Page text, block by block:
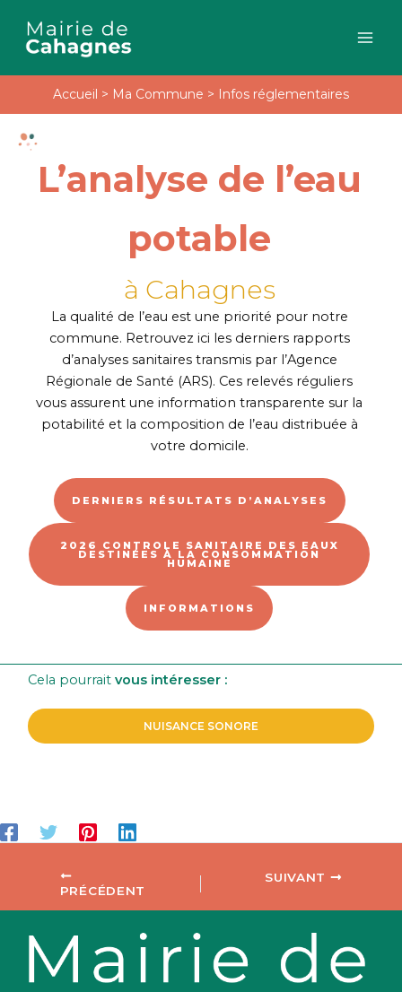
contenu
Accueil > Ma Commune > Infos réglementaires
L’analyse de l’eau
potable
à Cahagnes
La qualité de l’eau est une priorité pour notre
commune. Retrouvez ici les derniers rapports
d’analyses sanitaires transmis par l’Agence
Régionale de Santé (ARS). Ces relevés réguliers
vous assurent une information transparente sur la
potabilité et la composition de l’eau distribuée à
votre domicile.
DERNIERS RÉSULTATS D’ANALYSES
2026 CONTROLE SANITAIRE DES EAUX
DESTINÉES À LA CONSOMMATION
HUMAINE
INFORMATIONS
Cela pourraitvous intéresser :
NUISANCE SONORE
PRÉCÉDENT
SUIVANT